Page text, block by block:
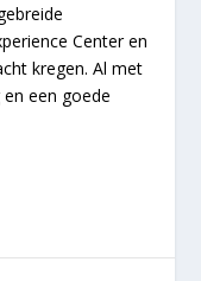
Center en
kregen. Al met
een goede